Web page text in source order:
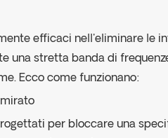
efficaci nell'eliminare le
una stretta banda di
Ecco come funzionano:
mirato
per bloccare una